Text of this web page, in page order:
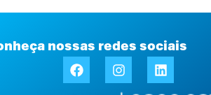
nossas redes sociais